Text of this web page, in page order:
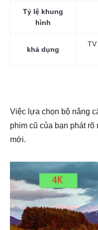
Tỷ lệ khung
hình
khả dụng
TV
Việc lựa chọn bộ nâng
phim cũ của bạn phát
mới.